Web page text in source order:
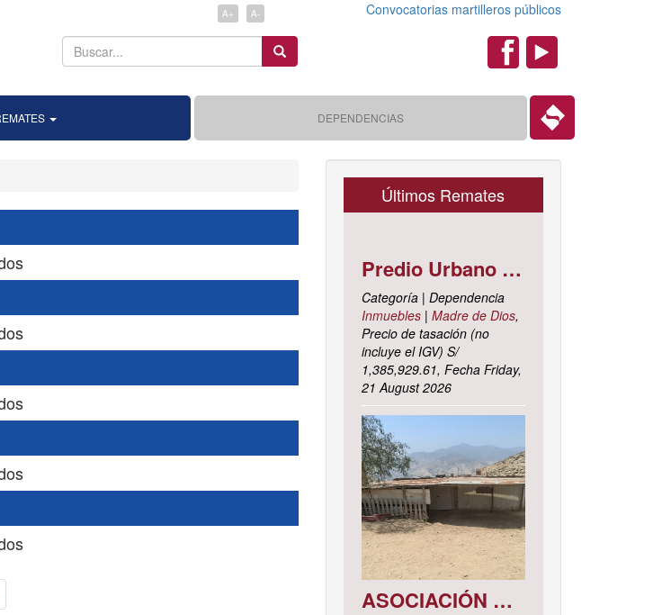
A+ A- Convocatorias martilleros públicos
Search
Search Search
Sociales
DEPENDENCIAS
Últimos Remates
Predio Urbano Jirón LIBERTAD Mz. 5-H, Lote 23, TAMBOPATA - TAMBOPATA - MADRE DE DIOS ; cuyo dominio corre inscrito en la partida electrónica N° 07001561 del registro de propiedad inmueble de la ZONA REGISTRAL N° X, SEDE CUSCO, OFICINA REGISTRAL MADRE DE D
Categoría | Dependencia
Inmuebles| Madre de Dios,
Precio de tasación (no
incluye el IGV) S/
1,385,929.61, Fecha Friday,
21 August 2026
ASOCIACIÓN DE VIVIENDA LOS CACTUS MZ. C LOTE 9, DISTRITO DE PACHACAMAC, PROVINCIA Y DEPARTAMENTO DE LIMA